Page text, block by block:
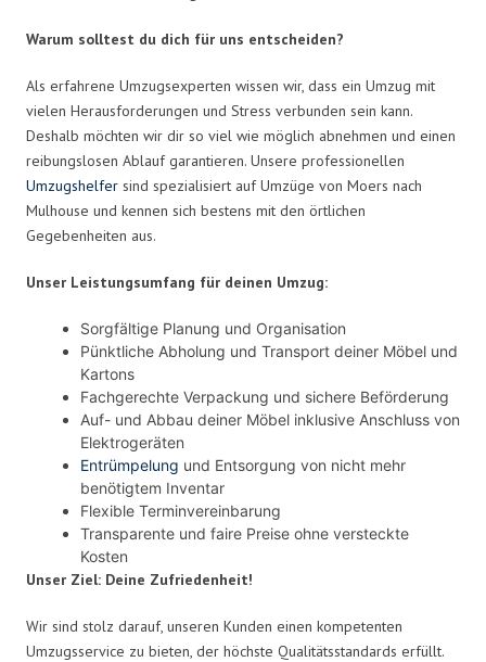
Warum solltest du dich für uns entscheiden?
Als erfahrene Umzugsexperten wissen wir, dass ein Umzug mit
vielen Herausforderungen und Stress verbunden sein kann.
Deshalb möchten wir dir so viel wie möglich abnehmen und einen
reibungslosen Ablauf garantieren. Unsere professionellen
Umzugshelfer sind spezialisiert auf Umzüge von Moers nach
Mulhouse und kennen sich bestens mit den örtlichen
Gegebenheiten aus.
Unser Leistungsumfang für deinen Umzug:
Sorgfältige Planung und Organisation
Pünktliche Abholung und Transport deiner Möbel und
Kartons
Fachgerechte Verpackung und sichere Beförderung
Auf- und Abbau deiner Möbel inklusive Anschluss von
Elektrogeräten
Entrümpelung und Entsorgung von nicht mehr
benötigtem Inventar
Flexible Terminvereinbarung
Transparente und faire Preise ohne versteckte
Kosten
Unser Ziel: Deine Zufriedenheit!
Wir sind stolz darauf, unseren Kunden einen kompetenten
Umzugsservice zu bieten, der höchste Qualitätsstandards erfüllt.